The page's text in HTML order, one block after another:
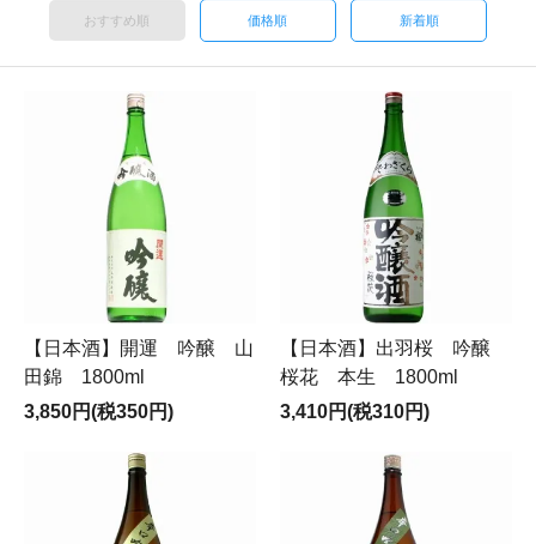
おすすめ順 価格順 新着順
【日本酒】開運 吟醸 山
田錦 1800ml
3,850円(税350円)
【日本酒】出羽桜 吟醸
桜花 本生 1800ml
3,410円(税310円)